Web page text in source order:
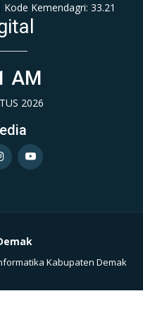
Kemendagri: 33.21
AM
2026
Kabupaten Demak